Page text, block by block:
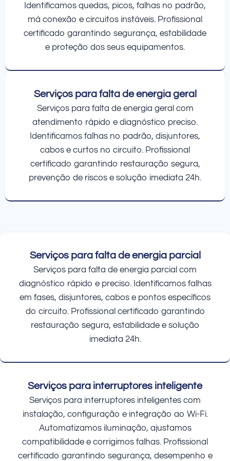
Identificamos quedas, picos, falhas no padrão,
má conexão e circuitos instáveis. Profissional
certificado garantindo segurança, estabilidade
e proteção dos seus equipamentos.
Serviços para falta de energia geral
Serviços para falta de energia geral com
atendimento rápido e diagnóstico preciso.
Identificamos falhas no padrão, disjuntores,
cabos e curtos no circuito. Profissional
certificado garantindo restauração segura,
prevenção de riscos e solução imediata 24h.
Serviços para falta de energia parcial
Serviços para falta de energia parcial com
diagnóstico rápido e preciso. Identificamos falhas
em fases, disjuntores, cabos e pontos específicos
do circuito. Profissional certificado garantindo
restauração segura, estabilidade e solução
imediata 24h.
Serviços para interruptores inteligente
Serviços para interruptores inteligentes com
instalação, configuração e integração ao Wi-Fi.
Automatizamos iluminação, ajustamos
compatibilidade e corrigimos falhas. Profissional
certificado garantindo segurança, desempenho e